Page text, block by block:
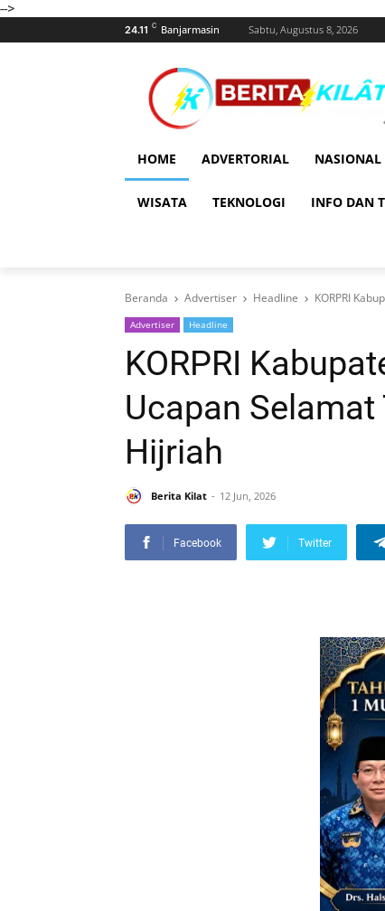
-->
24.11 C Banjarmasin Sabtu, Augustus 8, 2026
HOME ADVERTORIAL NASIONAL
WISATA TEKNOLOGI INFO DAN
Beranda Advertiser Headline KORPRI
Advertiser Headline
KORPRI
Ucapan
Hijriah
Berita Kilat 12 Jun, 2026
Facebook Twitter